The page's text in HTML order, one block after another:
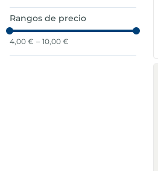
Rangos de precio
4,00 € – 10,00 €